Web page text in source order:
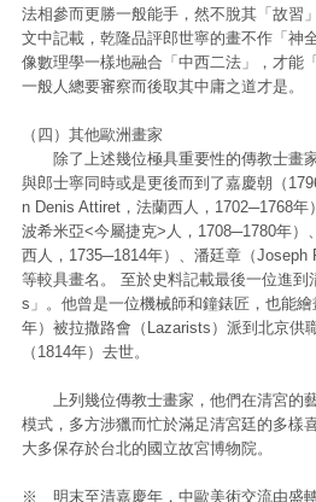
法相參而更勝一般能手，然不脫其「故習
文中記載，乾隆品評郎世寧的畫不作「神
像數理學一樣地融合「中西二法」，才能
一般人總要審察而後取其中庸之道才是。
（四）其他歐洲畫家
除了上述幾位極具重要性的傳教士畫家
與郎士寧同時或是更後而到了嘉慶朝（
n Denis Attiret，法蘭西人，1702─1768年
波希米亞<今屬捷克>人，1708─1780年）
西人，1735─1814年）、潘廷章（Joseph
等較具畫名。 至於史料記載最後一位進
s」。他曾是一位機械師和鐘錶匠，也能
年）被拉撒路會（Lazarists）派到北京供
（1814年）去世。
上列幾位傳教士畫家，他們在清宮的
模式，多方涉獵而忙於滿足清宮廷的多樣
大多保存於台北的國立故宮博物院。
※ 明末至清嘉慶年，中歐美術交流由盛